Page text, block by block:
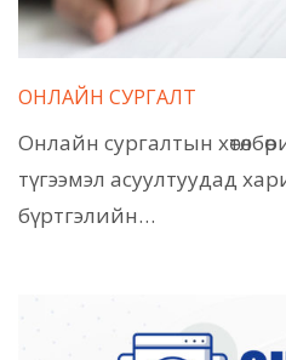
ОНЛАЙН СУРГАЛТ
Онлайн сургалтын
түгээмэл асуултуудад
бүртгэлийн…